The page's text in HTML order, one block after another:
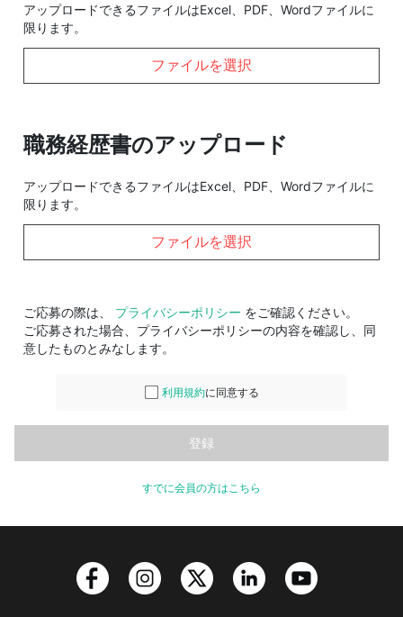
アップロードできるファイルはExcel、PDF、Wordファイルに
限ります。
ファイルを選択
職務経歴書のアップロード
アップロードできるファイルはExcel、PDF、Wordファイルに
限ります。
ファイルを選択
ご応募の際は、 プライバシーポリシー をご確認ください。
ご応募された場合、プライバシーポリシーの内容を確認し、同
意したものとみなします。
利用規約に同意する
すでに会員の方はこちら